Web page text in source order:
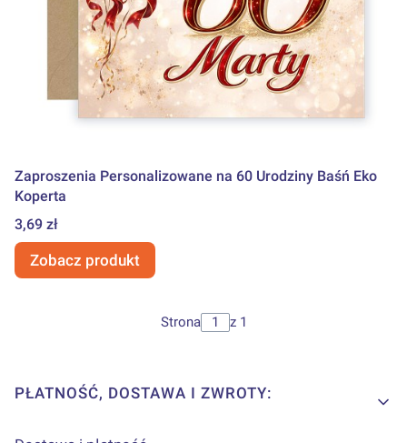
Zaproszenia Personalizowane na 60 Urodziny Baśń Eko
Koperta
Cena
3,69 zł
Zobacz produkt
Strona z 1
Linki w stopce
PŁATNOŚĆ, DOSTAWA I ZWROTY: